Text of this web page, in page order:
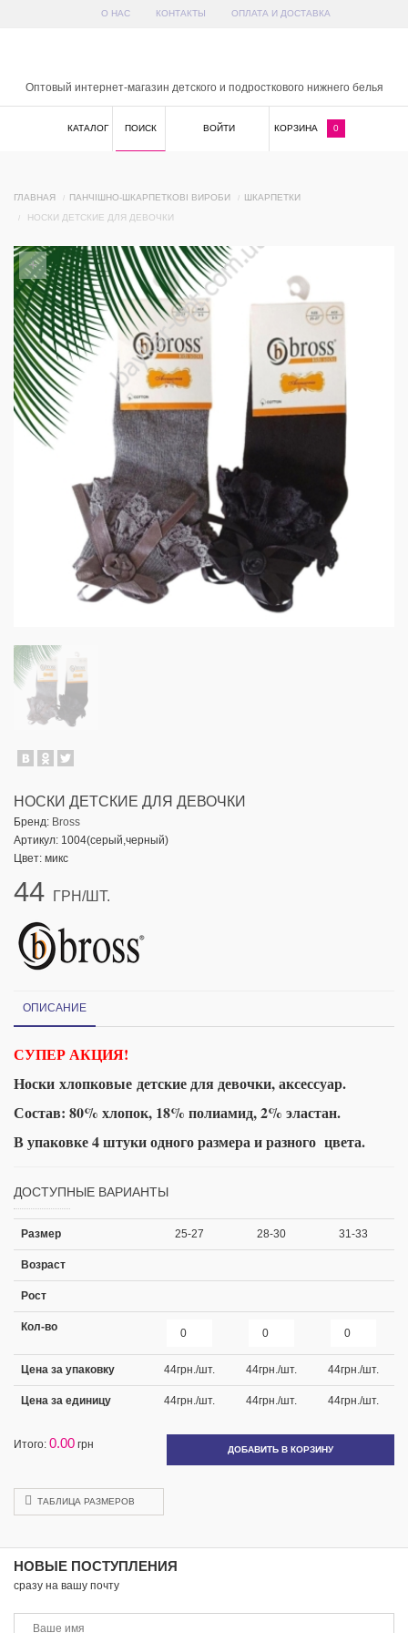
О НАС КОНТАКТЫ ОПЛАТА И ДОСТАВКА
x
Оптовый интернет-магазин детского и подросткового нижнего белья
КАТАЛОГ ПОИСК ВОЙТИ КОРЗИНА 0
ГЛАВНАЯ ПАНЧІШНО-ШКАРПЕТКОВІ ВИРОБИ
ШКАРПЕТКИ
НОСКИ ДЕТСКИЕ ДЛЯ ДЕВОЧКИ
+
НОСКИ ДЕТСКИЕ ДЛЯ ДЕВОЧКИ
Бренд: Bross
Артикул: 1004(серый,черный)
Цвет: микс
44 ГРН/ШТ.
ОПИСАНИЕ
СУПЕР АКЦИЯ!
Носки хлопковые детские для девочки, аксессуар.
Состав: 80% хлопок, 18% полиамид, 2% эластан.
В упаковке 4 штуки одного размера и разного цвета.
ДОСТУПНЫЕ ВАРИАНТЫ
Размер 25-27 28-30 31-33
Возраст
Рост
Кол-во
Цена за упаковку 44грн./шт. 44грн./шт. 44грн./шт.
Цена за единицу 44грн./шт. 44грн./шт. 44грн./шт.
Итого: 0.00 грн ДОБАВИТЬ В КОРЗИНУ
ТАБЛИЦА РАЗМЕРОВ
НОВЫЕ ПОСТУПЛЕНИЯ
сразу на вашу почту